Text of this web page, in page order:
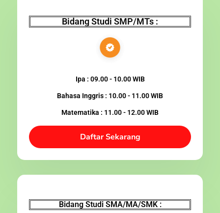
Bidang Studi SMP/MTs :
Ipa : 09.00 - 10.00 WIB
Bahasa Inggris : 10.00 - 11.00 WIB
Matematika : 11.00 - 12.00 WIB
Daftar Sekarang
Bidang Studi SMA/MA/SMK :